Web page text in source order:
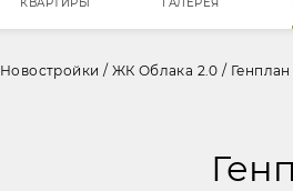
Новостройки / ЖК Облака 2.0 /